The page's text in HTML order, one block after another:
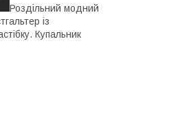
Роздільний модний
із
Купальник